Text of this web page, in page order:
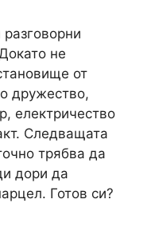
не
от
дружество,
електричество
Следващата
трябва да
дори да
Готов си?